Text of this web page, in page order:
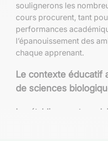
soulignerons les
cours procurent, tant
performances
l’épanouissement des
chaque apprenant.
Le contexte éducatif
de sciences
Les établissements